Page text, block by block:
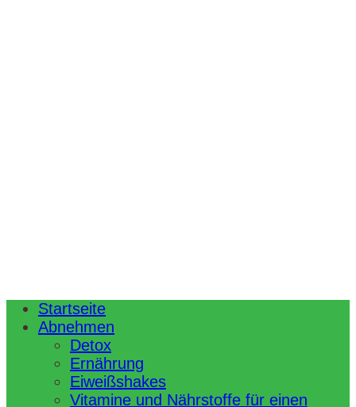
Startseite
Abnehmen
Detox
Ernährung
Eiweißshakes
Vitamine und Nährstoffe für einen